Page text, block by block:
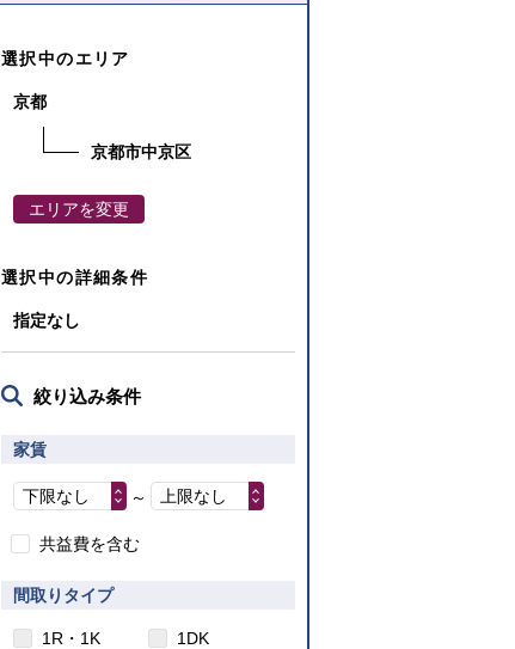
選択中のエリア
京都
京都市中京区
エリアを変更
選択中の詳細条件
指定なし
絞り込み条件
家賃
下限なし ～ 上限なし
共益費を含む
間取りタイプ
1R・1K
1DK